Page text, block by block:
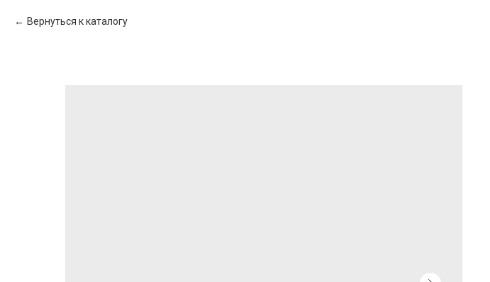
Вернуться к каталогу